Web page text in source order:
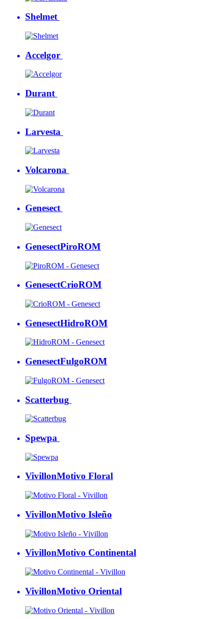
Shelmet
Accelgor
Durant
Larvesta
Volcarona
Genesect
GenesectPiroROM
GenesectCrioROM
GenesectHidroROM
GenesectFulgoROM
Scatterbug
Spewpa
VivillonMotivo Floral
VivillonMotivo Isleño
VivillonMotivo Continental
VivillonMotivo Oriental